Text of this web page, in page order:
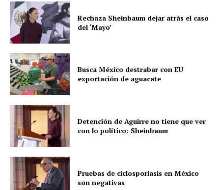
Rechaza Sheinbaum dejar atrás el caso
del ‘Mayo’
Busca México destrabar con EU
exportación de aguacate
Detención de Aguirre no tiene que ver
con lo político: Sheinbaum
Pruebas de ciclosporiasis en México
son negativas